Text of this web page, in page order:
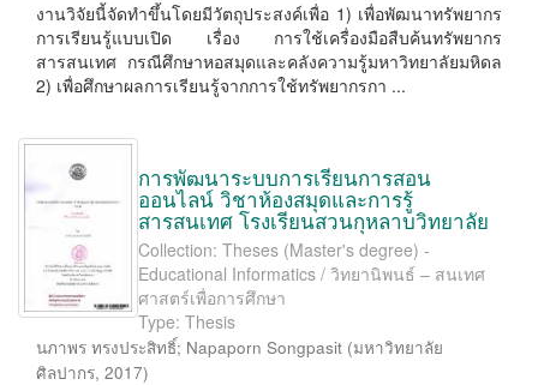
งานวิจัยนี้จัดทำขึ้นโดยมีวัตถุประสงค์เพื่อ 1) เพื่อพัฒนาทรัพยากร
การเรียนรู้แบบเปิด เรื่อง การใช้เครื่องมือสืบค้นทรัพยากร
สารสนเทศ กรณีศึกษาหอสมุดและคลังความรู้มหาวิทยาลัยมหิดล
2) เพื่อศึกษาผลการเรียนรู้จากการใช้ทรัพยากรกา ...
การพัฒนาระบบการเรียนการสอน
ออนไลน์ วิชาห้องสมุดและการรู้
สารสนเทศ โรงเรียนสวนกุหลาบวิทยาลัย
Collection: Theses (Master's degree) -
Educational Informatics / วิทยานิพนธ์ – สนเทศ
ศาสตร์เพื่อการศึกษา
Type: Thesis
นภาพร ทรงประสิทธิ์; Napaporn Songpasit (มหาวิทยาลัย
ศิลปากร, 2017)